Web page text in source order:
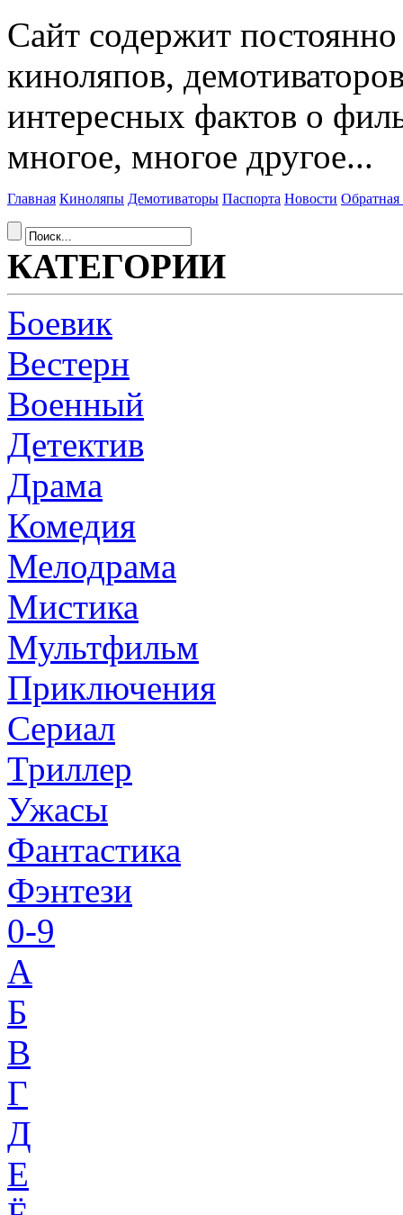
Сайт содержит
киноляпов,
интересных фактов о
многое, многое другое...
Главная Киноляпы Демотиваторы Паспорта Новости Обратная
КАТЕГОРИИ
Боевик
Вестерн
Военный
Детектив
Драма
Комедия
Мелодрама
Мистика
Мультфильм
Приключения
Сериал
Триллер
Ужасы
Фантастика
Фэнтези
0-9
A
Б
В
Г
Д
Е